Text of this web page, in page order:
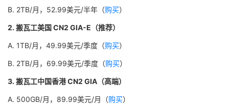
B. 2TB/月，52.99美元/半年（购买）
2. 搬瓦工美国 CN2 GIA-E（推荐）
A. 1TB/月，49.99美元/季度（购买）
B. 2TB/月，69.99美元/季度（购买）
3. 搬瓦工中国香港 CN2 GIA（高端）
A. 500GB/月，89.99美元/月（购买）